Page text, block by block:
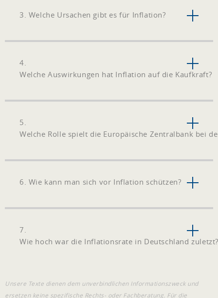
3. Welche Ursachen gibt es für Inflation?
4.
Welche Auswirkungen hat Inflation auf die Kaufkraft?
5.
Welche Rolle spielt die Europäische Zentralbank bei
6. Wie kann man sich vor Inflation schützen?
7.
Wie hoch war die Inflationsrate in Deutschland
Unsere Texte dienen dem unverbindlichen Informationszweck und
ersetzen keine spezifische Rechts- oder Fachberatung. Für die